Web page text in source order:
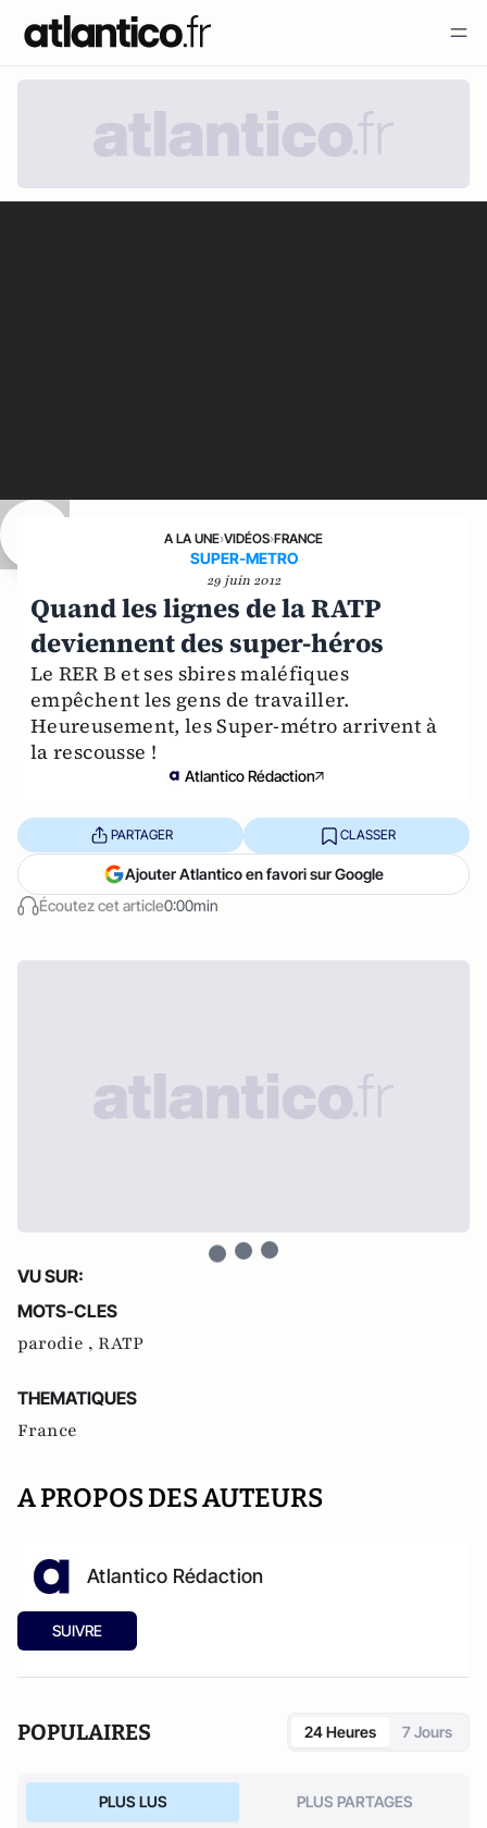
A LA UNE›VIDÉOS›FRANCE
SUPER-METRO
29 juin 2012
Quand les lignes de la RATP
deviennent des super-héros
Le RER B et ses sbires maléfiques
empêchent les gens de travailler.
Heureusement, les Super-métro arrivent à
la rescousse !
Atlantico Rédaction
Écoutez cet article0:00min
PARTAGER CLASSER
Ajouter Atlantico en favori sur Google
VU SUR:
MOTS-CLES
parodie , RATP
THEMATIQUES
France
A PROPOS DES AUTEURS
Atlantico Rédaction
SUIVRE
POPULAIRES 24 Heures 7 Jours
PLUS LUS PLUS PARTAGES